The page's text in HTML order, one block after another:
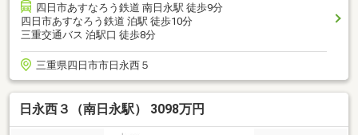
四日市あすなろう鉄道 南日永駅 徒歩9分
四日市あすなろう鉄道 泊駅 徒歩10分
三重交通バス 泊駅口 徒歩8分
三重県四日市市日永西５
日永西３（南日永駅） 3098万円